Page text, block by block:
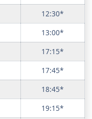
12:30*
13:00*
17:15*
17:45*
18:45*
19:15*